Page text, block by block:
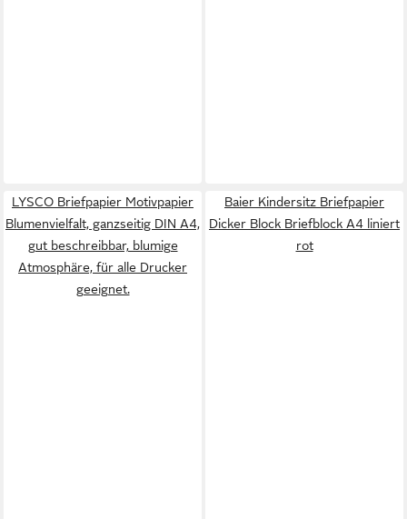
LYSCO Briefpapier Motivpapier
Blumenvielfalt, ganzseitig DIN A4,
gut beschreibbar, blumige
Atmosphäre, für alle Drucker
geeignet.
Baier Kindersitz Briefpapier
Dicker Block Briefblock A4 liniert
rot